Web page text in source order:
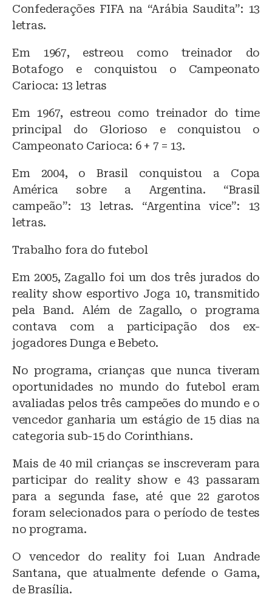
Confederações FIFA na “Arábia Saudita”: 13
letras.
Em 1967, estreou como treinador do
Botafogo e conquistou o Campeonato
Carioca: 13 letras
Em 1967, estreou como treinador do time
principal do Glorioso e conquistou o
Campeonato Carioca: 6 + 7 = 13.
Em 2004, o Brasil conquistou a Copa
América sobre a Argentina. “Brasil
campeão”: 13 letras. “Argentina vice”: 13
letras.
Trabalho fora do futebol
Em 2005, Zagallo foi um dos três jurados do
reality show esportivo Joga 10, transmitido
pela Band. Além de Zagallo, o programa
contava com a participação dos ex-
jogadores Dunga e Bebeto.
No programa, crianças que nunca tiveram
oportunidades no mundo do futebol eram
avaliadas pelos três campeões do mundo e o
vencedor ganharia um estágio de 15 dias na
categoria sub-15 do Corinthians.
Mais de 40 mil crianças se inscreveram para
participar do reality show e 43 passaram
para a segunda fase, até que 22 garotos
foram selecionados para o período de testes
no programa.
O vencedor do reality foi Luan Andrade
Santana, que atualmente defende o Gama,
de Brasília.